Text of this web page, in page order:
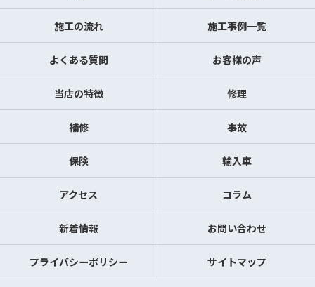
施工の流れ 施工事例一覧
よくある質問 お客様の声
当店の特徴 修理
補修 事故
保険 輸入車
アクセス コラム
新着情報 お問い合わせ
プライバシーポリシー サイトマップ